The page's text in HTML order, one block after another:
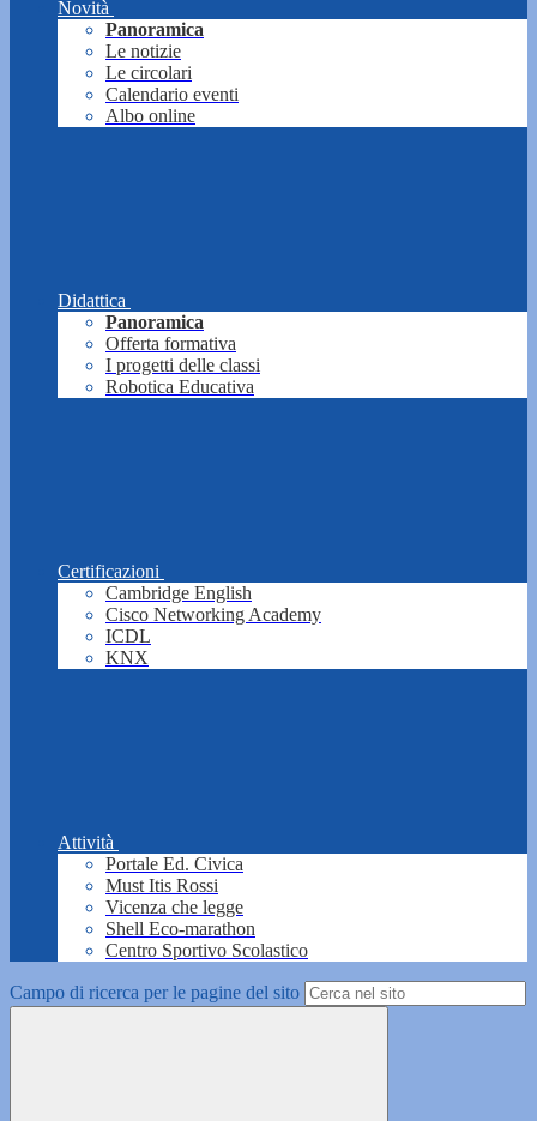
Novità
Panoramica
Le notizie
Le circolari
Calendario eventi
Albo online
Didattica
Panoramica
Offerta formativa
I progetti delle classi
Robotica Educativa
Certificazioni
Cambridge English
Cisco Networking Academy
ICDL
KNX
Attività
Portale Ed. Civica
Must Itis Rossi
Vicenza che legge
Shell Eco-marathon
Centro Sportivo Scolastico
Campo di ricerca per le pagine del sito